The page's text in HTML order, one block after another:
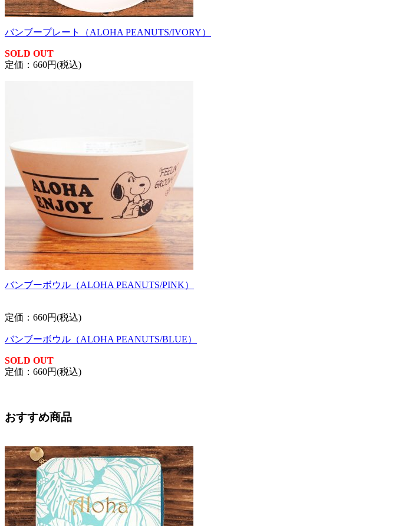
バンブープレート（ALOHA PEANUTS/IVORY）
SOLD OUT
定価：660円(税込)
バンブーボウル（ALOHA PEANUTS/PINK）
定価：660円(税込)
バンブーボウル（ALOHA PEANUTS/BLUE）
SOLD OUT
定価：660円(税込)
おすすめ商品